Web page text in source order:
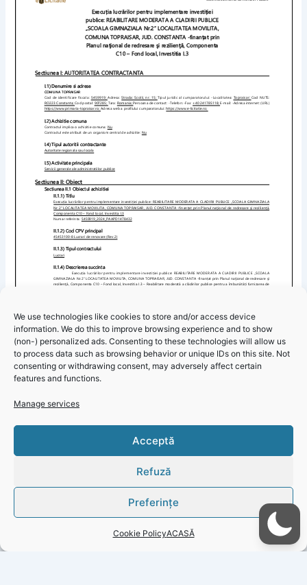
We use technologies like cookies to store and/or access device
information. We do this to improve browsing experience and to show
(non-) personalized ads. Consenting to these technologies will allow us
to process data such as browsing behavior or unique IDs on this site. Not
consenting or withdrawing consent, may adversely affect certain
features and functions.
Manage services
Acceptă
Refuză
Preferințe
Cookie PolicyACASĂ
Primăria Topraisar – Informare reabilitare școala din Movilița